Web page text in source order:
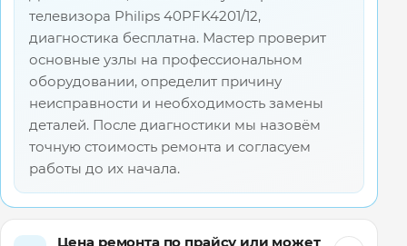
Для клиентов, заказавших у нас ремонт
телевизора Philips 40PFK4201/12,
диагностика бесплатна. Мастер проверит
основные узлы на профессиональном
оборудовании, определит причину
неисправности и необходимость замены
деталей. После диагностики мы назовём
точную стоимость ремонта и согласуем
работы до их начала.